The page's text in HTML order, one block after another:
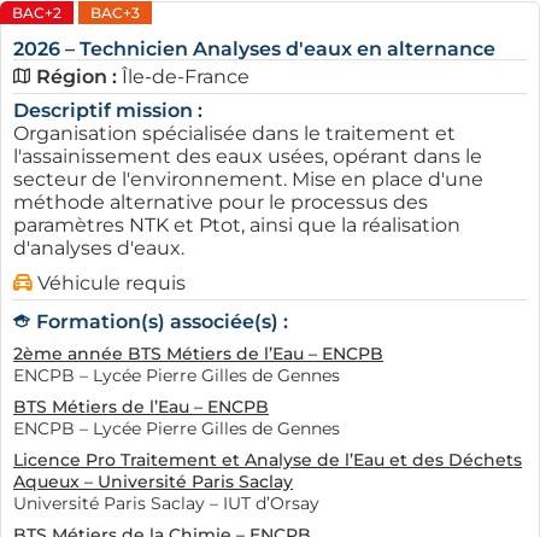
d'opportunités variées pour les jeunes en quête
d'alternance à Vélizy-Villacoublay, faisant de cette
région un terrain idéal pour débuter une carrière
prometteuse.
AFi24 : votre ressource pour
l'alternance à Vélizy Villacoublay
AFi24 se présente comme la référence incontournable
pour tous ceux qui cherchent une alternance à Vélizy-
Villacoublay. Cette plateforme ne se limite pas à la
simple diffusion d'offres; elle offre une multitude de
fonctionnalités pour optimiser votre recherche. Avec
ses mises à jour en temps réel, les utilisateurs peuvent
régulièrement découvrir de nouvelles opportunités
adaptées à leurs besoins.
De plus, AFi24 propose des témoignages d'étudiants et
d'entreprises, permettant d'enrichir votre
BAC+2 BAC+3
2026 – Technicien Analyses d'eaux en alternance
Région : Île-de-France
Descriptif mission :
Organisation spécialisée dans le traitement et
l'assainissement des eaux usées, opérant dans le
secteur de l'environnement. Mise en place d'une
méthode alternative pour le processus des
paramètres NTK et Ptot, ainsi que la réalisation
d'analyses d'eaux.
Véhicule requis
Formation(s) associée(s) :
2ème année BTS Métiers de l’Eau – ENCPB
ENCPB – Lycée Pierre Gilles de Gennes
BTS Métiers de l’Eau – ENCPB
ENCPB – Lycée Pierre Gilles de Gennes
Licence Pro Traitement et Analyse de l’Eau et des Déchets
Aqueux – Université Paris Saclay
Université Paris Saclay – IUT d’Orsay